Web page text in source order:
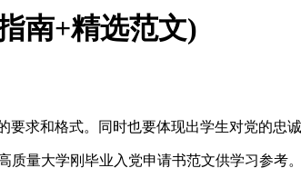
南+精选范文)
求和格式。同时也要体现出学生对党的忠
量大学刚毕业入党申请书范文供学习参考。